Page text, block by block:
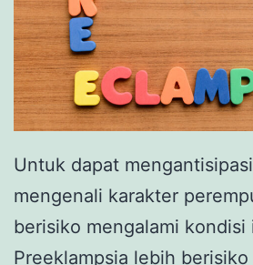
Untuk dapat
mengenali karakter
berisiko mengalami kondisi
Preeklampsia lebih